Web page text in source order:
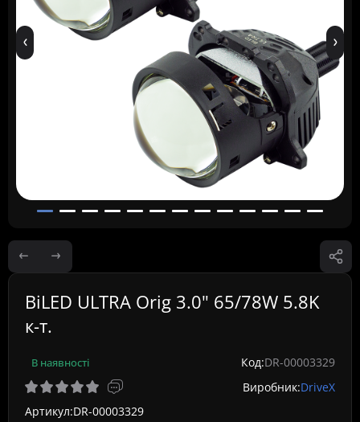
BiLED ULTRA Orig 3.0" 65/78W 5.8K
к-т.
В наявності Код:DR-00003329
Виробник:DriveX
Артикул:DR-00003329